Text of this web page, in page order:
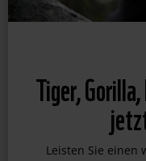
Tiger,